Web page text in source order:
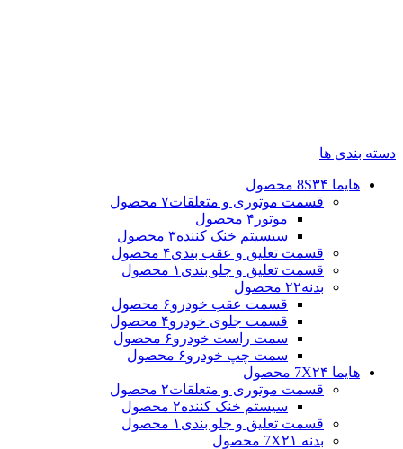
دسته بندی ها
هایما 8S ۳۴ محصول
قسمت موتوری و متعلقات۷ محصول
موتور ۴ محصول
سیسیتم خنک کننده۳ محصول
قسمت تعلیق و عقب بندی۴ محصول
قسمت تعلیق و جلو بندی ۱ محصول
بدنه۲۲ محصول
قسمت عقب خودرو۶ محصول
قسمت جلوی خودرو۴ محصول
سمت راست خودرو۶ محصول
سمت چپ خودرو۶ محصول
هایما 7X ۲۴ محصول
قسمت موتوری و متعلقات۲ محصول
سیستم خنک کننده۲ محصول
قسمت تعلیق و جلو بندی ۱ محصول
بدنه 7X ۲۱ محصول